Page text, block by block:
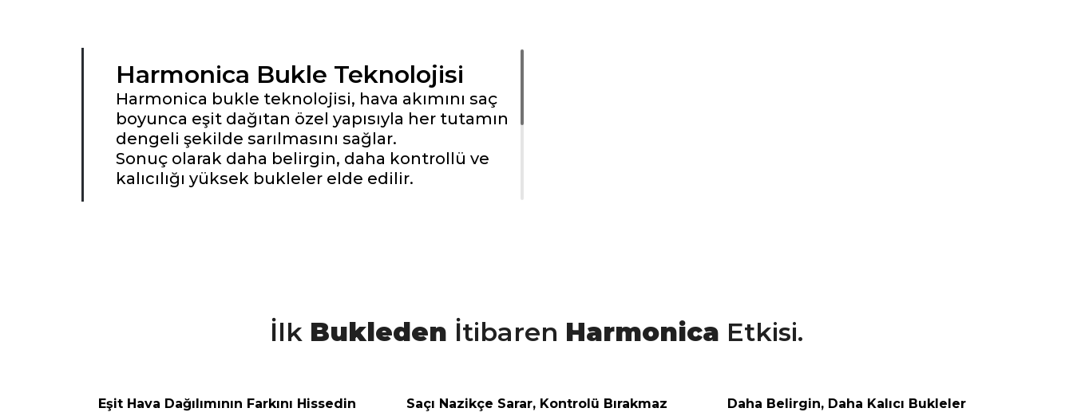
Harmonica Bukle Teknolojisi
Harmonica bukle teknolojisi, hava akımını saç
boyunca eşit dağıtan özel yapısıyla her tutamın
dengeli şekilde sarılmasını sağlar.
Sonuç olarak daha belirgin, daha kontrollü ve
kalıcılığı yüksek bukleler elde edilir.
Gelişmiş Hava Akımı Teknolojisi
İlk Bukleden İtibaren Harmonica Etkisi.
Eşit Hava Dağılımının Farkını Hissedin Saçı Nazikçe Sarar, Kontrolü Bırakmaz Daha Belirgin, Daha Kalıcı Bukleler